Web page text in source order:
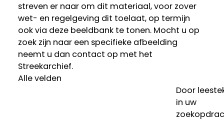
streven er naar om dit materiaal, voor zover
wet- en regelgeving dit toelaat, op termijn
ook via deze beeldbank te tonen. Mocht u op
zoek zijn naar een specifieke afbeelding
neemt u dan contact op met het
Streekarchief.
Alle velden
Door
in uw